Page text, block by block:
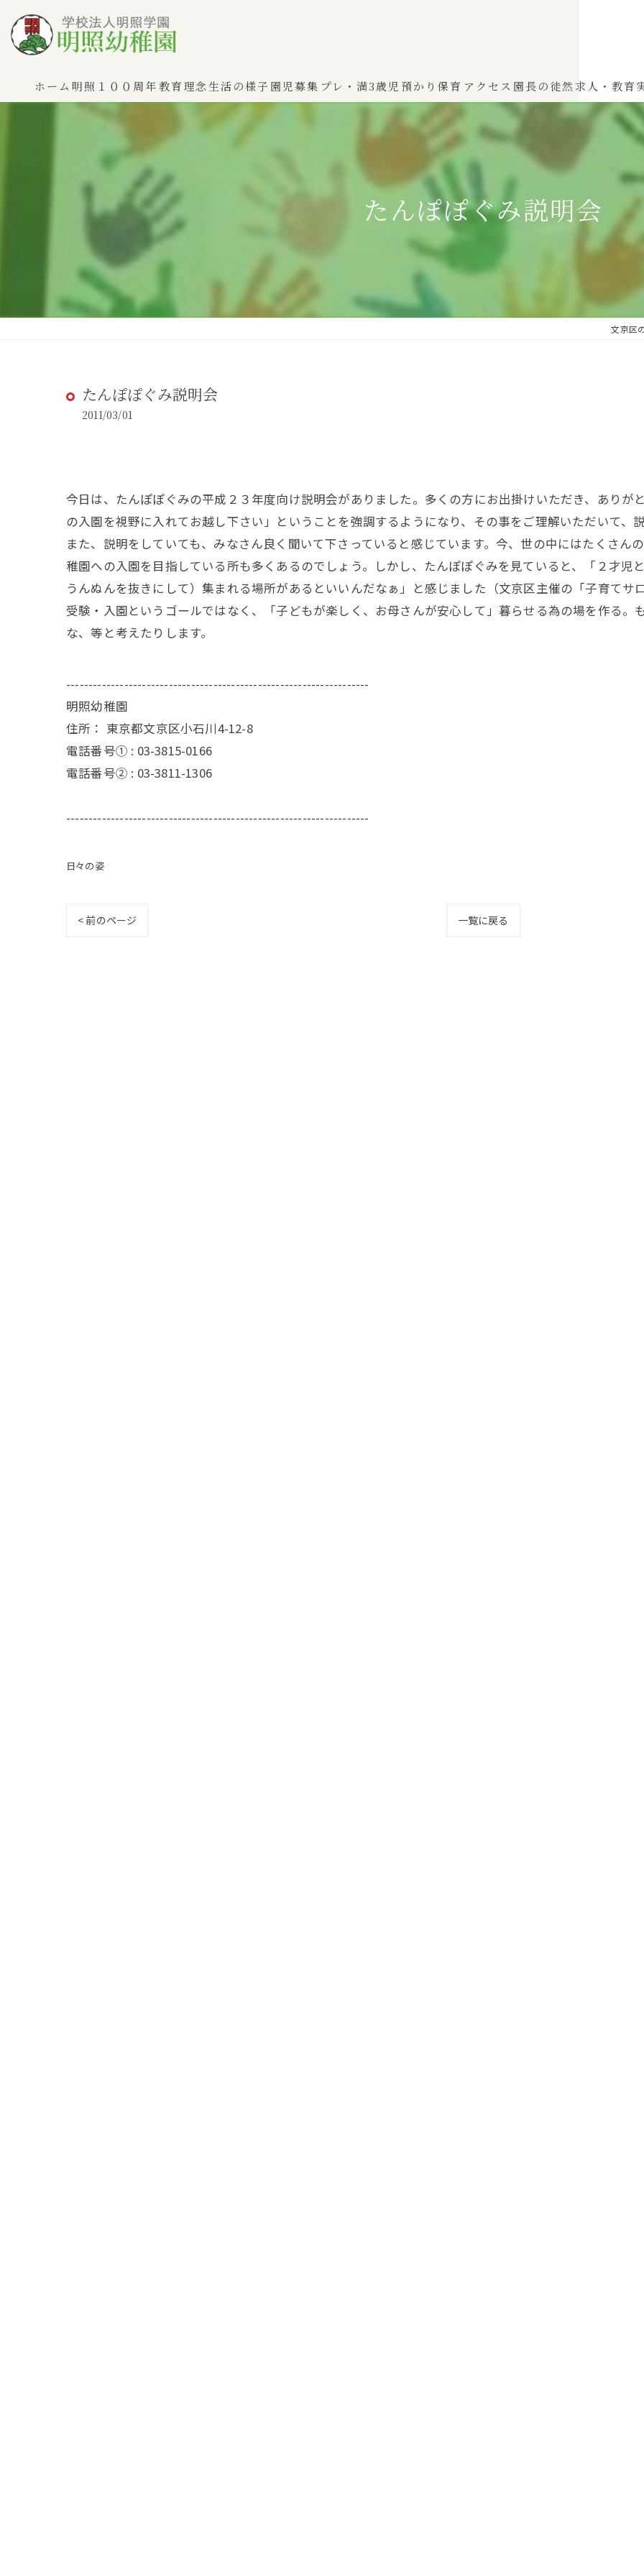
ホーム 明照１００周年教育理念生活の様子 園児募集 プレ・満3歳児
わかば（0～2歳児）
ひよこぐみ（1〜2歳児）
ふたばぐみ(満3歳児)
預かり保育 アクセス 園長の徒然 求人・教育
たんぽぽぐみ説明会
文京区
たんぽぽぐみ説明会
2011/03/01
今日は、たんぽぽぐみの平成２３年度向け説明会がありました。多くの方にお出掛けいただき、ありが
の入園を視野に入れてお越し下さい」ということを強調するようになり、その事をご理解いただいて、
また、説明をしていても、みなさん良く聞いて下さっていると感じています。今、世の中にはたくさん
稚園への入園を目指している所も多くあるのでしょう。しかし、たんぽぽぐみを見ていると、「２才
うんぬんを抜きにして）集まれる場所があるといいんだなぁ」と感じました（文京区主催の「子育てサ
受験・入園というゴールではなく、「子どもが楽しく、お母さんが安心して」暮らせる為の場を作る。
な、等と考えたりします。
--------------------------------------------------------------------
明照幼稚園
住所： 東京都文京区小石川4-12-8
電話番号① : 03-3815-0166
電話番号② : 03-3811-1306
--------------------------------------------------------------------
日々の姿
< 前のページ 一覧に戻る